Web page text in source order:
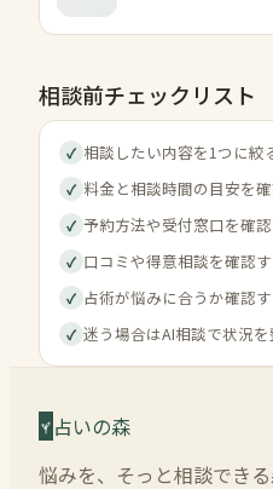
相談前チェックリスト
✓ 相談したい内容を1つに絞
✓ 料金と相談時間の目安を
✓ 予約方法や受付窓口を確
✓ 口コミや得意相談を確認
✓ 占術が悩みに合うか確認
✓ 迷う場合はAI相談で状況
占いの森
悩みを、そっと相談でき